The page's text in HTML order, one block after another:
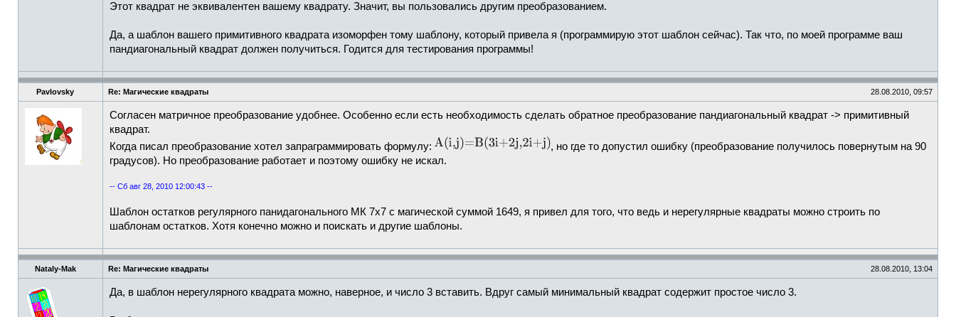
Этот квадрат не эквивалентен вашему квадрату. Значит, вы пользовались другим преобразованием.
Да, а шаблон вашего примитивного квадрата изоморфен тому шаблону, который привела я (программирую этот шаблон сейчас). Так что, по моей программе ваш
пандиагональный квадрат должен получиться. Годится для тестирования программы!
Pavlovsky Re: Магические квадраты 28.08.2010, 09:57
Согласен матричное преобразование удобнее. Особенно если есть необходимость сделать обратное преобразование пандиагональный квадрат -> примитивный
квадрат.
Когда писал преобразование хотел запраграммировать формулу:
, но где то допустил ошибку (преобразование получилось повернутым на 90
градусов). Но преобразование работает и поэтому ошибку не искал.
-- Сб авг 28, 2010 12:00:43 --
Шаблон остатков регулярного панидагонального МК 7х7 с магической суммой 1649, я привел для того, что ведь и нерегулярные квадраты можно строить по
шаблонам остатков. Хотя конечно можно и поискать и другие шаблоны.
Nataly-Mak Re: Магические квадраты 28.08.2010, 13:04
Да, в шаблон нерегулярного квадрата можно, наверное, и число 3 вставить. Вдруг самый минимальный квадрат содержит простое число 3.